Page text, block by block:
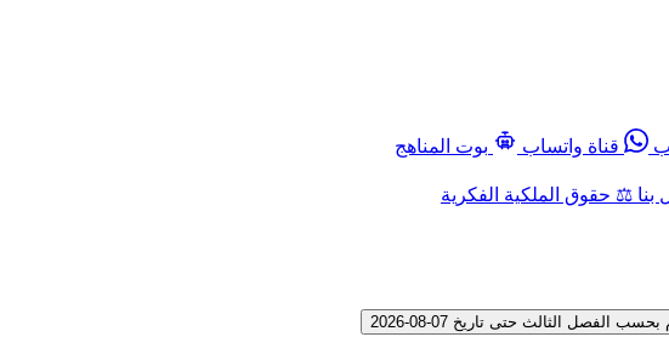
قناة واتساب
بوت المناهج
بنا ⚖️ حقوق الملكية الفكرية
الثالث حتى تاريخ 07-08-2026